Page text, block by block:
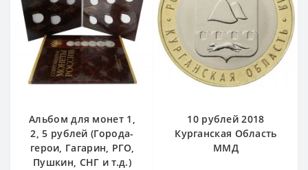
Альбом для монет 1,
2, 5 рублей (Города-
герои, Гагарин, РГО,
Пушкин, СНГ и т.д.)
10 рублей 2018
Курганская Область
ММД